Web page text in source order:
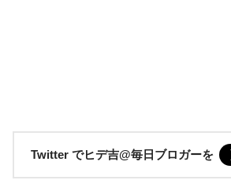
Twitter でヒデ吉@毎日ブロガーを